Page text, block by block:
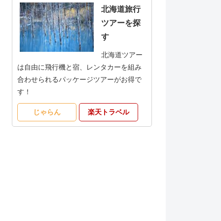
北海道旅行
ツアーを探
す
北海道ツアー
は自由に飛行機と宿、レンタカーを組み
合わせられるパッケージツアーがお得で
す！
じゃらん 楽天トラベル